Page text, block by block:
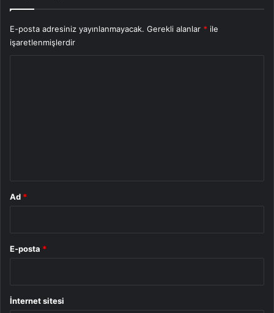
E-posta adresiniz yayınlanmayacak. Gerekli alanlar * ile
işaretlenmişlerdir
Ad *
E-posta *
İnternet sitesi